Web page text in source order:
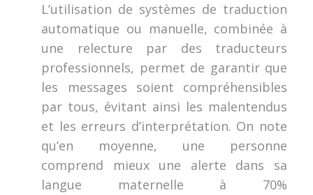
L’utilisation de systèmes de traduction
automatique ou manuelle, combinée à
une relecture par des traducteurs
professionnels, permet de garantir que
les messages soient compréhensibles
par tous, évitant ainsi les malentendus
et les erreurs d’interprétation. On note
qu’en moyenne, une personne
comprend mieux une alerte dans sa
langue maternelle à 70%